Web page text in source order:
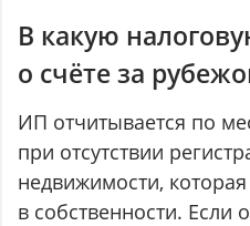
В какую
о счёте за
ИП отчитывается по
при отсутствии
недвижимости, которая
в собственности. Если